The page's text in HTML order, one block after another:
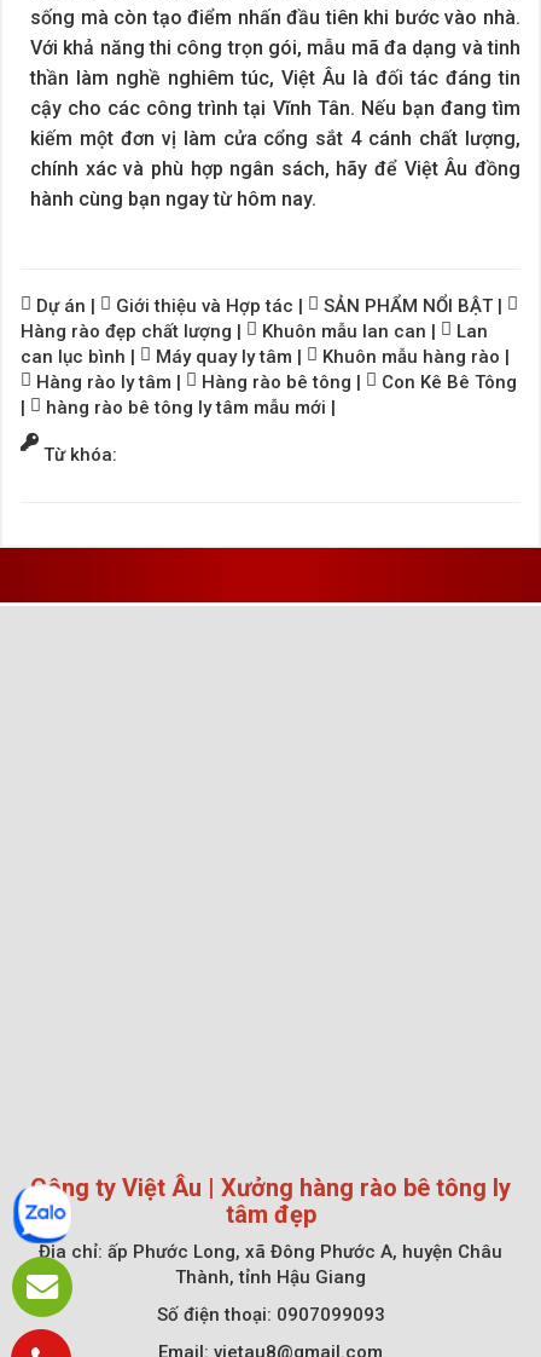
sống mà còn tạo điểm nhấn đầu tiên khi bước vào nhà.
Với khả năng thi công trọn gói, mẫu mã đa dạng và tinh
thần làm nghề nghiêm túc, Việt Âu là đối tác đáng tin
cậy cho các công trình tại Vĩnh Tân. Nếu bạn đang tìm
kiếm một đơn vị làm cửa cổng sắt 4 cánh chất lượng,
chính xác và phù hợp ngân sách, hãy để Việt Âu đồng
hành cùng bạn ngay từ hôm nay.
Dự án | Giới thiệu và Hợp tác | SẢN PHẨM NỔI BẬT |
Hàng rào đẹp chất lượng | Khuôn mẫu lan can |
Lan
can lục bình | Máy quay ly tâm | Khuôn mẫu hàng rào |
Hàng rào ly tâm | Hàng rào bê tông |
Con Kê Bê Tông
|
hàng rào bê tông ly tâm mẫu mới |
Từ khóa:
Công ty Việt Âu | Xưởng hàng rào bê tông ly
tâm đẹp
Địa chỉ: ấp Phước Long, xã Đông Phước A, huyện Châu
Thành, tỉnh Hậu Giang
Số điện thoại: 0907099093
Email: vietau8@gmail.com